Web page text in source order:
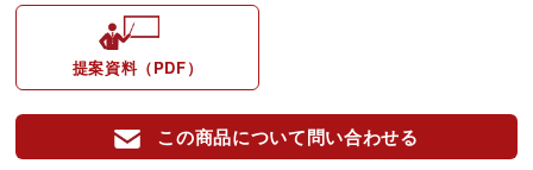
提案資料（PDF）
この商品について問い合わせる